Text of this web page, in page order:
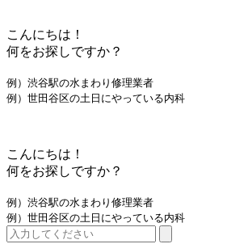
こんにちは！
何をお探しですか？
例）渋谷駅の水まわり修理業者
例）世田谷区の土日にやっている内科
こんにちは！
何をお探しですか？
例）渋谷駅の水まわり修理業者
例）世田谷区の土日にやっている内科